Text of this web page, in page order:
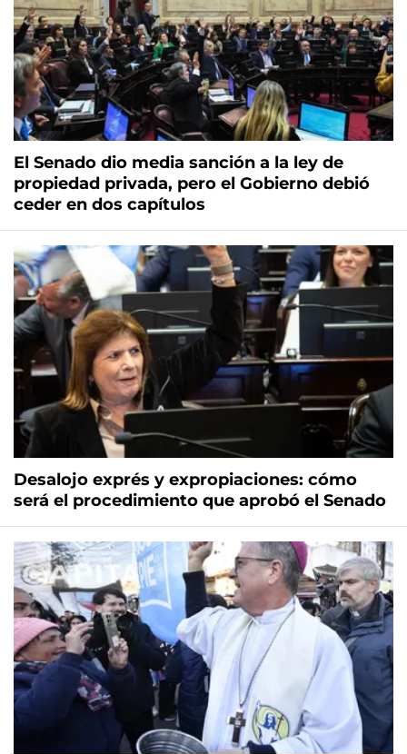
El Senado dio media sanción a la ley de
propiedad privada, pero el Gobierno debió
ceder en dos capítulos
Desalojo exprés y expropiaciones: cómo
será el procedimiento que aprobó el Senado